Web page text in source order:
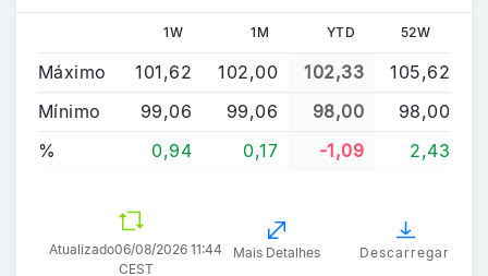
1W 1M YTD 52W
Máximo 101,62 102,00 102,33
105,62
Mínimo
99,06 99,06 98,00
98,00
%
0,94 0,17 -1,09 2,43
Atualizado06/08/2026 11:44
CEST
Mais Detalhes Descarregar